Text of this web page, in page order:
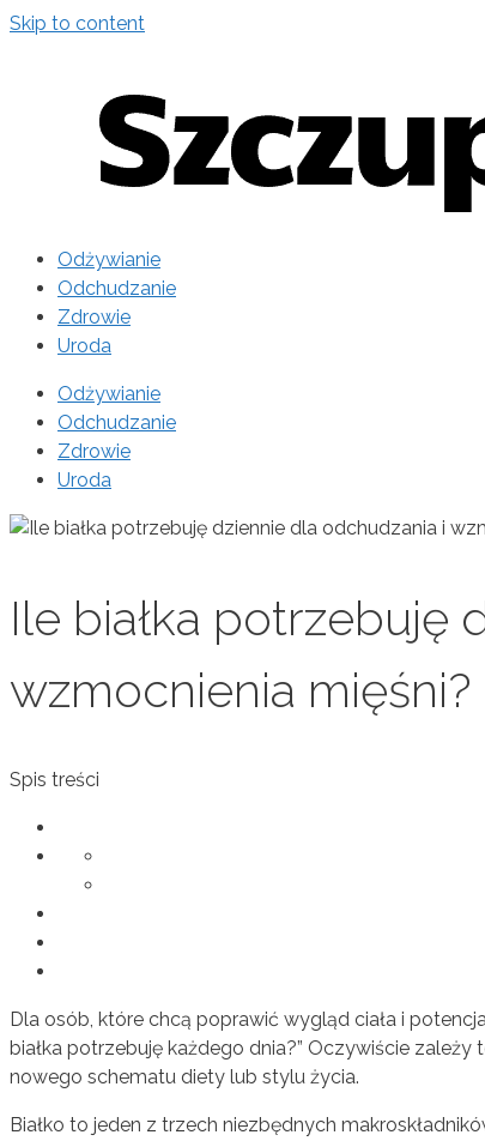
Skip to content
Odżywianie
Odchudzanie
Zdrowie
Uroda
Odżywianie
Odchudzanie
Zdrowie
Uroda
Ile białka potrzebuję
wzmocnienia mięśni?
Spis treści
Dla osób, które chcą poprawić wygląd ciała i
białka potrzebuję każdego dnia?” Oczywiście
nowego schematu diety lub stylu życia.
Białko to jeden z trzech niezbędnych